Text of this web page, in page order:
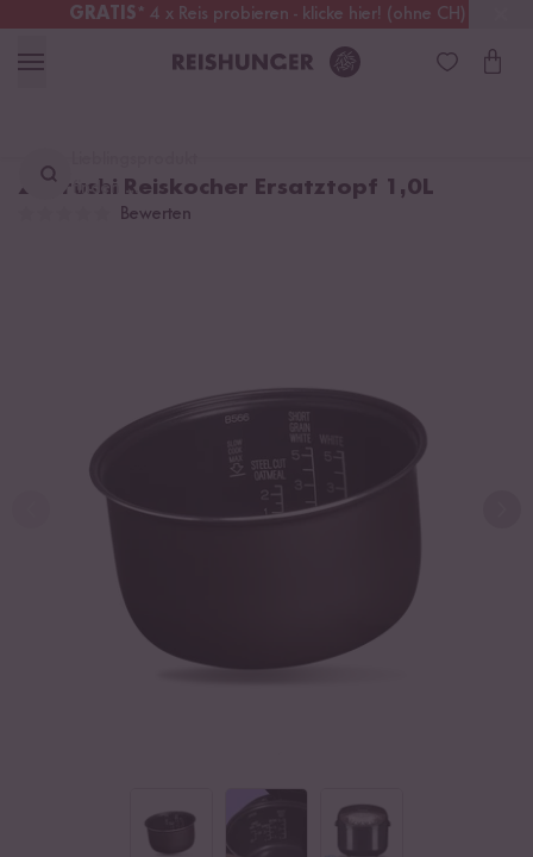
GRATIS* 4 x Reis probieren - klicke hier! (ohne CH)
Schweiz Alle Zölle & Steuern inklusive
finden ...
Zojirushi Reiskocher Ersatztopf 1,0L
Bewerten